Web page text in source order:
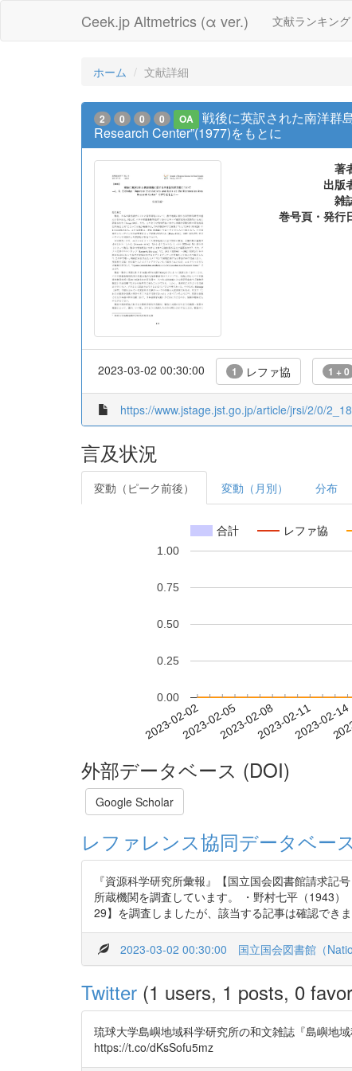
Ceek.jp Altmetrics (α ver.) 文献ランキング
ホーム 文献詳細
2 0 0 0 OA
戦後に英訳された南洋群
Research Center”(1977)をもとに
著
出版
雑
巻号頁・発行
2023-03-02 00:30:00 1 レファ協 1 + 0
https://www.jstage.jst.go.jp/article/jrsi/2/0/
言及状況
変動（ピーク前後） 変動（月別） 分布
合計 レファ協
2023-02-022023-02-052023-02-082023-02-112023-02-14
0.00
0.25
0.50
0.75
1.00
外部データベース (DOI)
Google Scholar
レファレンス協同データベー
『資源科学研究所彙報』【国立国会図書館請求
所蔵機関を調査しています。 ・野村七平（1943
29】を調査しましたが、該当する記事は確認でき
2023-03-02 00:30:00 国立国会図書館（
Twitter (1 users, 1 posts, 0
琉球大学島嶼地域科学研究所の和文雑誌『島嶼地
https://t.co/dKsSofu5mz